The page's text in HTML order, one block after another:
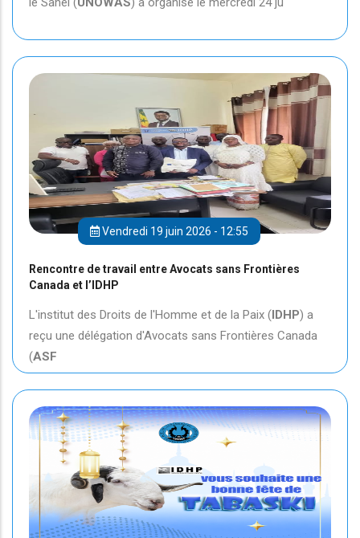
Vendredi 19 juin 2026 - 12:55
Rencontre de travail entre Avocats sans Frontières
Canada et l’IDHP
L'institut des Droits de l'Homme et de la Paix (IDHP) a
reçu une délégation d'Avocats sans Frontières Canada
(ASF